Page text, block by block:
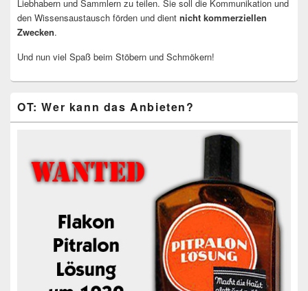
Liebhabern und Sammlern zu teilen. Sie soll die Kommunikation und
den Wissensaustausch förden und dient nicht kommerziellen
Zwecken.
Und nun viel Spaß beim Stöbern und Schmökern!
OT: Wer kann das Anbieten?